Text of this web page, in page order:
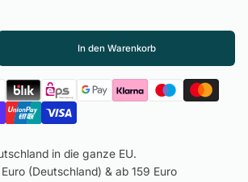
In den Warenkorb
in die ganze EU.
(Deutschland) & ab 159 Euro